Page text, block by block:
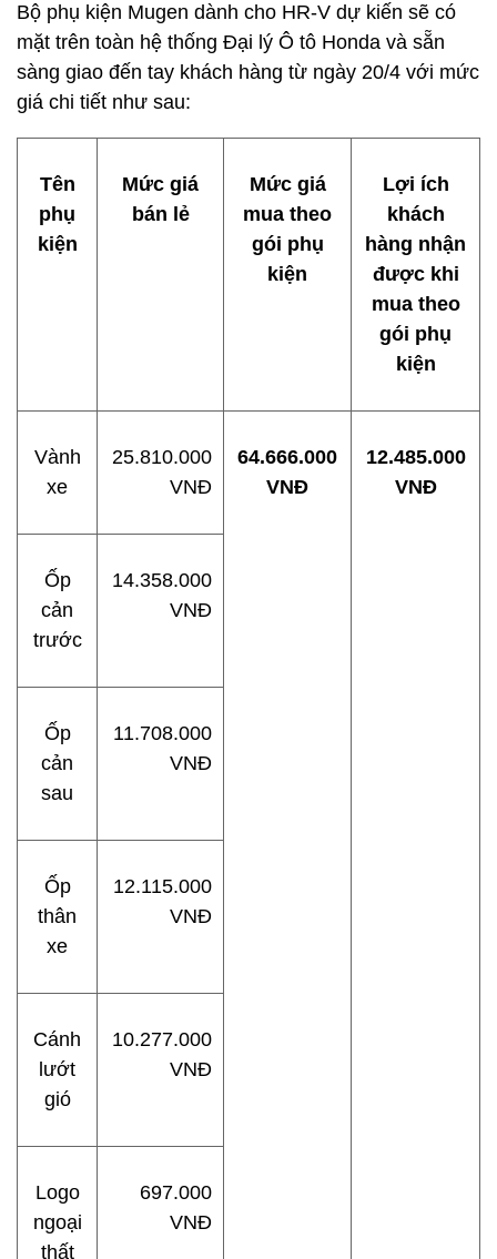
Bộ phụ kiện Mugen dành cho HR-V dự kiến sẽ có
mặt trên toàn hệ thống Đại lý Ô tô Honda và sẵn
sàng giao đến tay khách hàng từ ngày 20/4 với mức
giá chi tiết như sau:
Tên
phụ
kiện
Mức giá
bán lẻ
Mức giá
mua theo
gói phụ
kiện
Lợi ích
khách
hàng nhận
được khi
mua theo
gói phụ
kiện
Vành
xe
25.810.000
VNĐ
64.666.000
VNĐ
12.485.000
VNĐ
Ốp
cản
trước
14.358.000
VNĐ
Ốp
cản
sau
11.708.000
VNĐ
Ốp
thân
xe
12.115.000
VNĐ
Cánh
lướt
gió
10.277.000
VNĐ
Logo
ngoại
thất
697.000
VNĐ